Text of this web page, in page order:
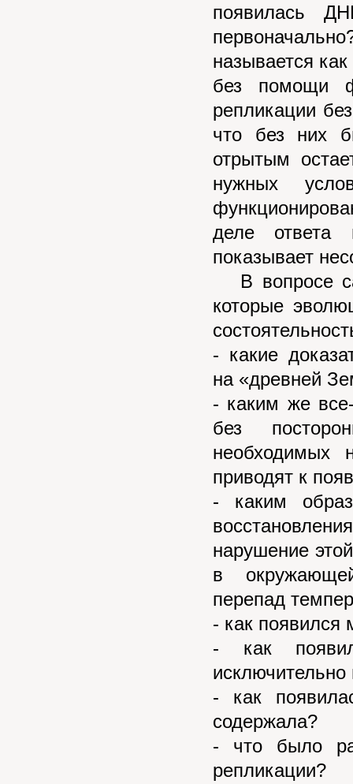
появилась
называется
без помощи
репликации
что без них
отрытым
нужных
деле ответа
показывает
В вопросе
которые
- какие
на «древней
- каким же
без
необходимых
приводят к
- каким
нарушение
в
перепад
- как появился
- как
исключительно
- как
содержала?
- что было
репликации?